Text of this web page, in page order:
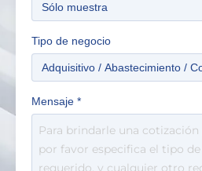
Tipo de negocio
Mensaje *